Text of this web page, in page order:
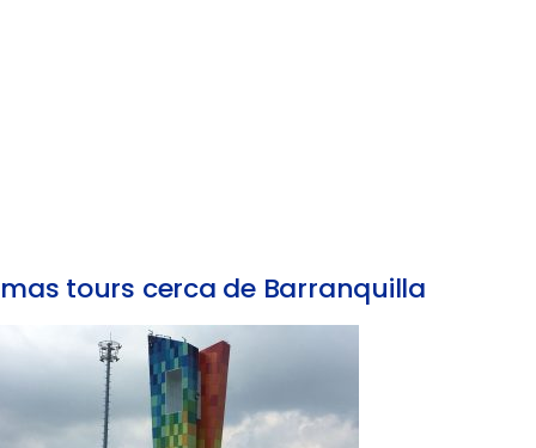
mas tours cerca de Barranquilla